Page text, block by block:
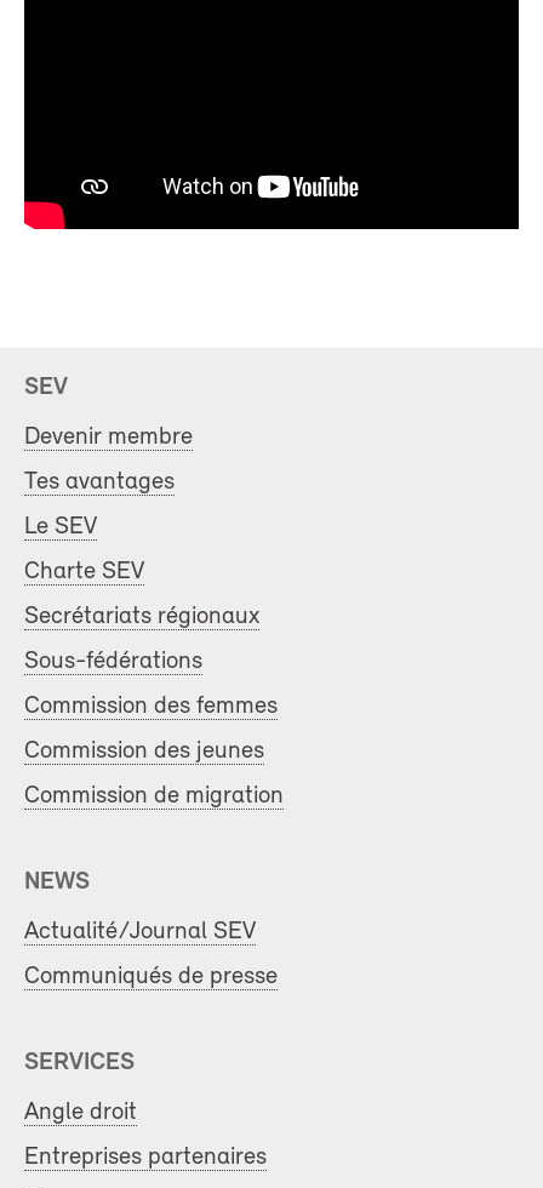
SEV
Devenir membre
Tes avantages
Le SEV
Charte SEV
Secrétariats régionaux
Sous-fédérations
Commission des femmes
Commission des jeunes
Commission de migration
NEWS
Actualité/Journal SEV
Communiqués de presse
SERVICES
Angle droit
Entreprises partenaires